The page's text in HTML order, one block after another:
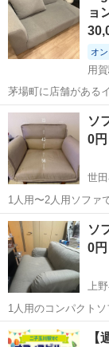
ョ
オ
用
茅場町に店舗がある
心石工芸のピアーナ
ても使えます。 別
なります。 足元は...
東京 世田谷区
ソ
0円
世
1人用〜2人用ソファです 普段はコンパクトに1人用で来客時
広げられ
東京 世田谷区
ソ
0円
上
1人用のコンパクト
わせやすいベージュカラー。 • サイズ：コンパク
最適） • 状態：目立つ汚れや傷なし（※使用感あり） • 座り心地：ク
東京 世田谷区